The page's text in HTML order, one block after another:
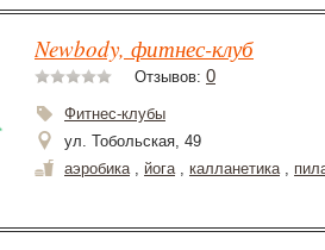
Newbody, фитнес-клуб
Отзывов: 0
Фитнес-клубы
ул. Тобольская, 49
аэробика, йога, калланетика,